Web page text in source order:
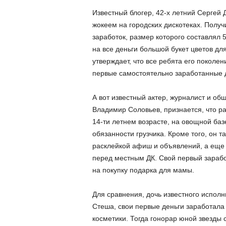
Известный блогер, 42-х летний
жокеем на городских дискотеках.
заработок, размер которого составлял
на все деньги большой букет цветов
утверждает, что все ребята его
первые самостоятельно заработанные
А вот известный актер, журналист и
Владимир Соловьев, признается, что
14-ти летнем возрасте, на овощной
обязанности грузчика. Кроме того, он
расклейкой афиш и объявлений, а
перед местным ДК. Свой первый
на покупку подарка для мамы.
Для сравнения, дочь известного
Стеша, свои первые деньги
косметики. Тогда гонорар юной